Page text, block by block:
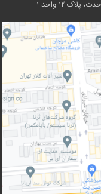
۱۲ واحد ۱